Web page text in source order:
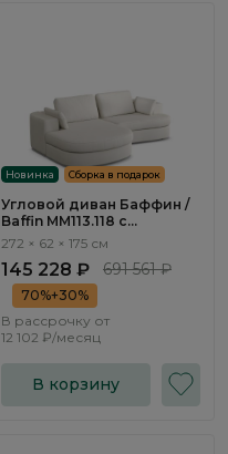
Новинка Сборка в подарок
Угловой диван Баффин /
Baffin ММ113.118 с
оттоманкой и
272 × 62 × 175 см
145 228 ₽ 691 561 ₽
70%+30%
В рассрочку от
12 102 ₽/месяц
В корзину